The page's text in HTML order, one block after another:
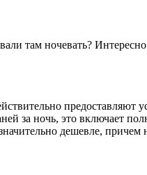
там ночевать?
предоставляют
за ночь, это включает
дешевле,